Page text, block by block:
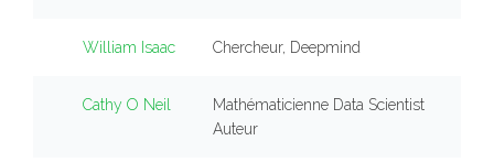
William Isaac Chercheur, Deepmind
Cathy O Neil
Mathématicienne Data Scientist
Auteur